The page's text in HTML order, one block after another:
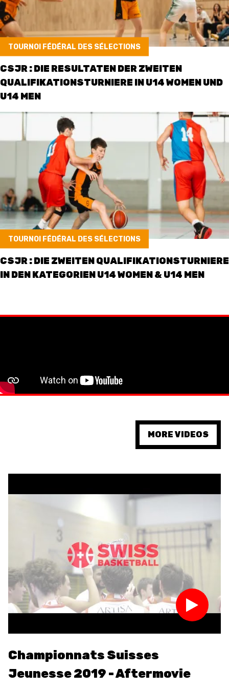
MEDIEN
ETHIK UND
INTEGRITÄT
TOURNOI FÉDÉRAL DES SÉLECTIONS
CSJR : DIE RESULTATEN DER ZWEITEN
QUALIFIKATIONSTURNIERE IN U14 WOMEN UND
U14 MEN
TOURNOI FÉDÉRAL DES SÉLECTIONS
CSJR : DIE ZWEITEN QUALIFIKATIONSTURNIERE
IN DEN KATEGORIEN U14 WOMEN & U14 MEN
MORE VIDEOS
Championnats Suisses
Jeunesse 2019 - Aftermovie